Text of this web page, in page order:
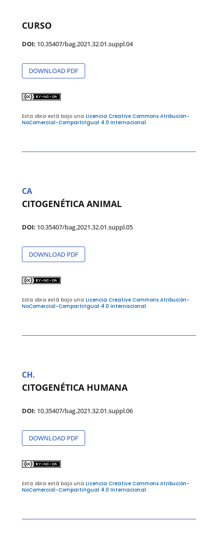
CURSO
DOI: 10.35407/bag.2021.32.01.suppl.04
DOWNLOAD PDF
Esta obra está bajo una Licencia Creative Commons Atribución-
NoComercial-CompartirIgual 4.0 Internacional.
CA
CITOGENÉTICA ANIMAL
DOI: 10.35407/bag.2021.32.01.suppl.05
DOWNLOAD PDF
Esta obra está bajo una Licencia Creative Commons Atribución-
NoComercial-CompartirIgual 4.0 Internacional.
CH.
CITOGENÉTICA HUMANA
DOI: 10.35407/bag.2021.32.01.suppl.06
DOWNLOAD PDF
Esta obra está bajo una Licencia Creative Commons Atribución-
NoComercial-CompartirIgual 4.0 Internacional.